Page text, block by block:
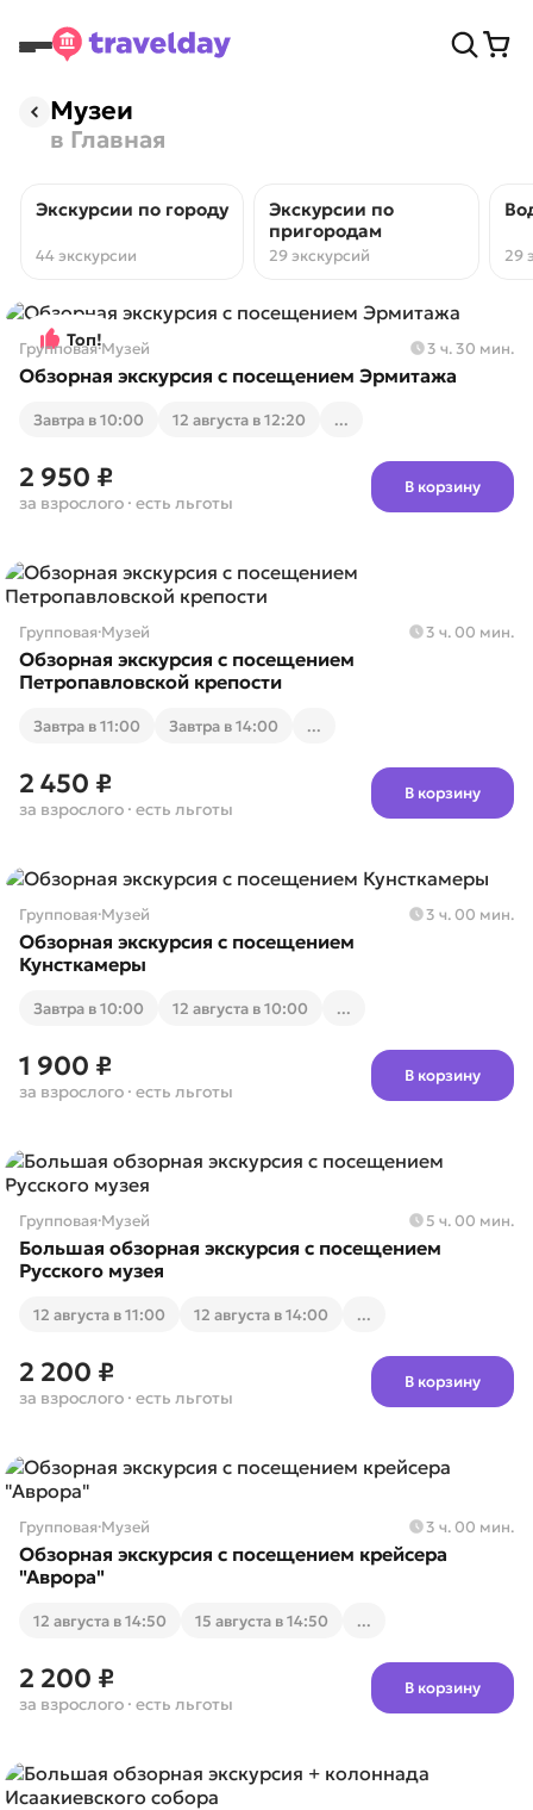
Музеи
в Главная
Экскурсии по городу
44 экскурсии
Экскурсии по
пригородам
29 экскурсий 29
Топ!
Групповая·Музей 3 ч. 30 мин.
Обзорная экскурсия с посещением Эрмитажа
Завтра в 10:00 12 августа в 12:20 ...
2 950 ₽
за взрослого · есть льготы
В корзину
Групповая·Музей 3 ч. 00 мин.
Обзорная экскурсия с посещением
Петропавловской крепости
Завтра в 11:00 Завтра в 14:00 ...
2 450 ₽
за взрослого · есть льготы
В корзину
Групповая·Музей 3 ч. 00 мин.
Обзорная экскурсия с посещением
Кунсткамеры
Завтра в 10:00 12 августа в 10:00 ...
1 900 ₽
за взрослого · есть льготы
В корзину
Групповая·Музей 5 ч. 00 мин.
Большая обзорная экскурсия с посещением
Русского музея
12 августа в 11:00 12 августа в 14:00 ...
2 200 ₽
за взрослого · есть льготы
В корзину
Групповая·Музей 3 ч. 00 мин.
Обзорная экскурсия с посещением крейсера
"Аврора"
12 августа в 14:50 15 августа в 14:50 ...
2 200 ₽
за взрослого · есть льготы
В корзину